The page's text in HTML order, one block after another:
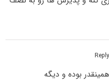
بوده و دیگه